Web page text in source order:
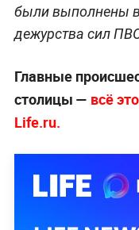
были выполнены
дежурства сил
Главные
столицы — всё
Life.ru.